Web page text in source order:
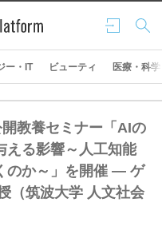
ログ
イン
検索
ー・IT ビューティ 医療・科学
教養セミナー「AIの
える影響～人工知能
のか～」を開催 ― ゲ
（筑波大学 人文社会